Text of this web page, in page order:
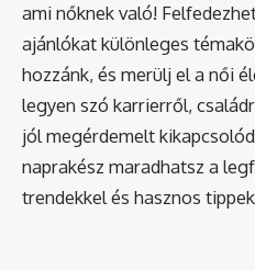
ami nőknek való!
ajánlókat különleges
hozzánk, és merülj el a női
legyen szó karrierről,
jól megérdemelt
naprakész maradhatsz a
trendekkel és hasznos